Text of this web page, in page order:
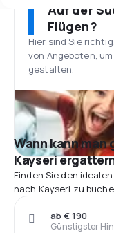
Auf der
Flügen?
Hier sind Sie
von Angeboten,
gestalten.
Wann kann man
Kayseri
Finden Sie den
nach Kayseri zu
Günstigster
ab € 190